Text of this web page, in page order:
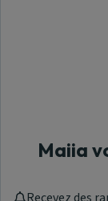
Maiia